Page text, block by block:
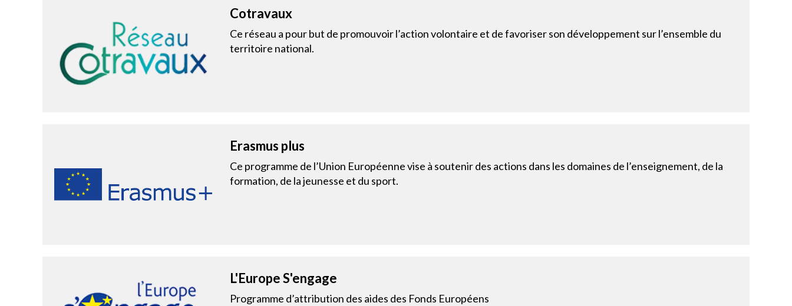
Cotravaux
Ce réseau a pour but de promouvoir l’action volontaire et de favoriser son développement sur l’ensemble du
territoire national.
Erasmus plus
Ce programme de l’Union Européenne vise à soutenir des actions dans les domaines de l’enseignement, de la
formation, de la jeunesse et du sport.
L'Europe S'engage
Programme d’attribution des aides des Fonds Européens